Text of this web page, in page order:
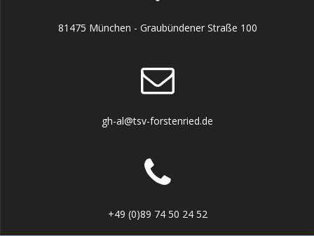
81475 München - Graubündener Straße 100
gh-al@tsv-forstenried.de
+49 (0)89 74 50 24 52